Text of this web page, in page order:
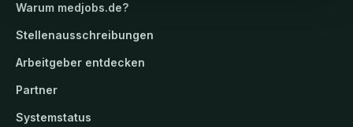
Warum medjobs.de?
Stellenausschreibungen
Arbeitgeber entdecken
Partner
Systemstatus